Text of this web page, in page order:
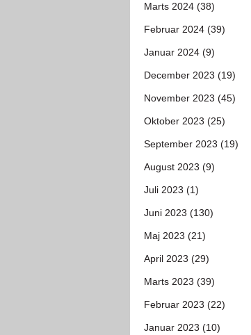
Marts 2024 (38)
Februar 2024 (39)
Januar 2024 (9)
December 2023 (19)
November 2023 (45)
Oktober 2023 (25)
September 2023 (19)
August 2023 (9)
Juli 2023 (1)
Juni 2023 (130)
Maj 2023 (21)
April 2023 (29)
Marts 2023 (39)
Februar 2023 (22)
Januar 2023 (10)